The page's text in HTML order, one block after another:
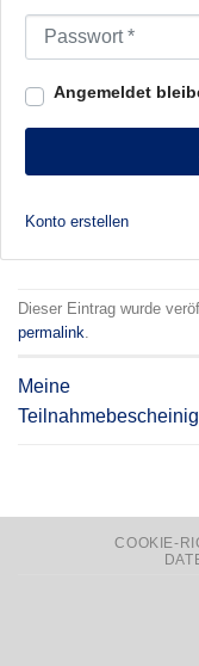
Passwort
Angemeldet
Konto erstellen
Dieser Eintrag wurde
permalink.
Meine
COOKIE-